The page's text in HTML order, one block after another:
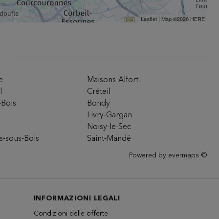
Leaflet| Map ©2026 HERE
sous-Bois
Maisons-Alfort
Créteil
Bondy
Livry-Gargan
Noisy-le-Sec
Saint-Mandé
Powered by evermaps ©
INFORMAZIONI LEGALI
Condizioni delle offerte